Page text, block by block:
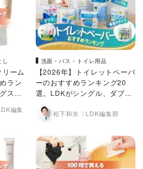
リーム
ラン
スト
をプ
編集
洗面・バス・トイレ用品
【2026年】トイレットペーパ
ーのおすすめランキング20
選。LDKがシングル、ダブ
ル、備蓄向けの人気商品を比
較
松下和矢 LDK編集部